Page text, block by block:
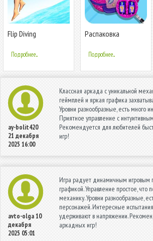
Flip Diving
Подробнее...
Распаковка
сюрприз! Диско
Кукольный
Подробнее...
ay-bolit420
21 декабря
2025 16:00
Классная аркада с уникальной
геймплей и яркая графика
Уровни разнообразные, есть много
Приятное управление с
Рекомендуется для любителей
игр!
avto-olga10
декабря
2025 05:01
Игра радует динамичным игровым
графикой. Управление простое, что
механику. Уровни разнообразные,
персонажей. Интересные
удерживают в напряжении.
аркадных игр!